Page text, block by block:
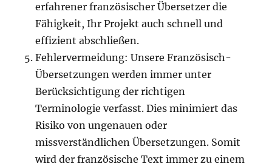
erfahrener französischer Übersetzer die
Fähigkeit, Ihr Projekt auch schnell und
effizient abschließen.
Fehlervermeidung: Unsere Französisch-
Übersetzungen werden immer unter
Berücksichtigung der richtigen
Terminologie verfasst. Dies minimiert das
Risiko von ungenauen oder
missverständlichen Übersetzungen. Somit
wird der französische Text immer zu einem